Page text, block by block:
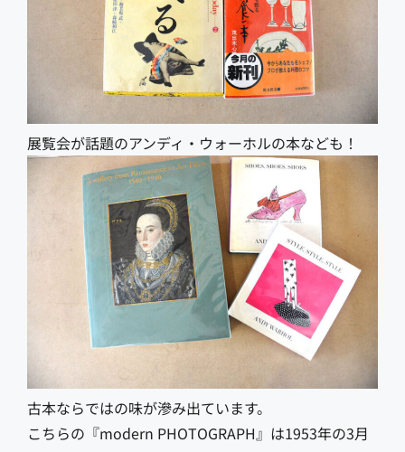
展覧会が話題のアンディ・ウォーホルの本なども！
古本ならではの味が滲み出ています。
こちらの『modern PHOTOGRAPH』は1953年の3月